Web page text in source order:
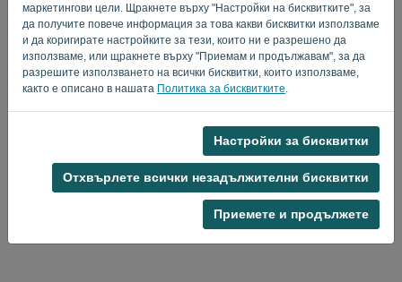
маркетингови цели. Щракнете върху "Настройки на бисквитките", за
да получите повече информация за това какви бисквитки използваме
и да коригирате настройките за тези, които ни е разрешено да
използваме, или щракнете върху "Приемам и продължавам", за да
разрешите използването на всички бисквитки, които използваме,
както е описано в нашата Политика за бисквитките
Настройки за бисквитки
Отхвърлете всички незадължителни бисквитки
Приемете и продължете
ВЛИЗАНЕ
Политика за поверителност-Общи условия